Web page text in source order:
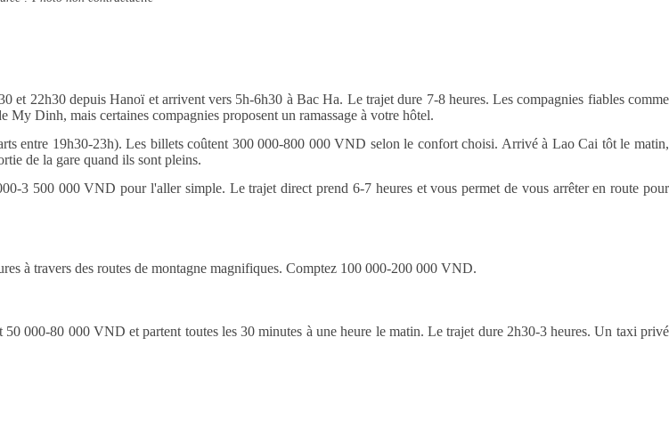
et 22h30 depuis Hanoï et arrivent vers 5h-6h30 à Bac Ha. Le trajet dure 7-8 heures. Les compagnies fiables comme
Dinh, mais certaines compagnies proposent un ramassage à votre hôtel.
entre 19h30-23h). Les billets coûtent 300 000-800 000 VND selon le confort choisi. Arrivé à Lao Cai tôt le matin,
de la gare quand ils sont pleins.
3 500 000 VND pour l'aller simple. Le trajet direct prend 6-7 heures et vous permet de vous arrêter en route pour
à travers des routes de montagne magnifiques. Comptez 100 000-200 000 VND.
000-80 000 VND et partent toutes les 30 minutes à une heure le matin. Le trajet dure 2h30-3 heures. Un taxi privé